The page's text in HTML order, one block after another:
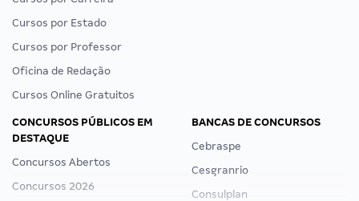
Cursos por Estado
Cursos por Professor
Oficina de Redação
Cursos Online Gratuitos
CONCURSOS PÚBLICOS EM
DESTAQUE
Concursos Abertos
Concursos 2026
BANCAS DE CONCURSOS
Cebraspe
Cesgranrio
Consulplan